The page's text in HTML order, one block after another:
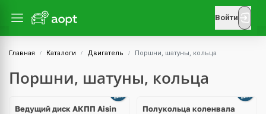
Войти
Главная Каталоги Двигатель Поршни, шатуны, кольца
Поршни, шатуны, кольца
Ведущий диск АКПП Aisin
Полукольца коленвала